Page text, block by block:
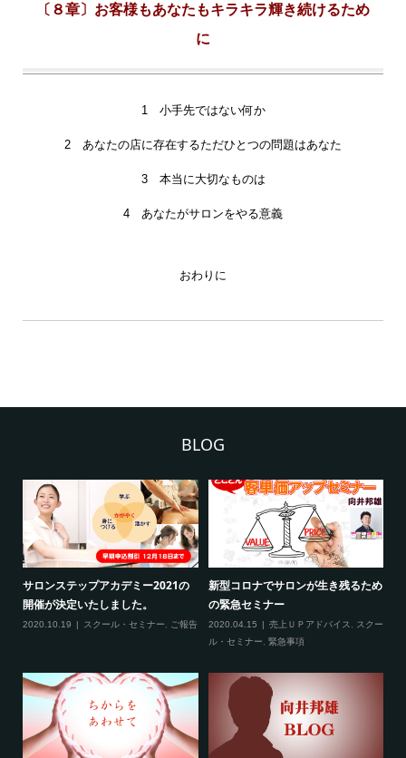
〔８章〕お客様もあなたもキラキラ輝き続けるため
に
1 小手先ではない何か
2 あなたの店に存在するただひとつの問題はあなた
3 本当に大切なものは
4 あなたがサロンをやる意義
おわりに
BLOG
新型コロナ対策につきまして（ご来
場される方へ）
2020.02.27 スクール・セミナー
緊急事
3月の限定メニュー技術講習の内容
2020.02.20 スクール・セミナー